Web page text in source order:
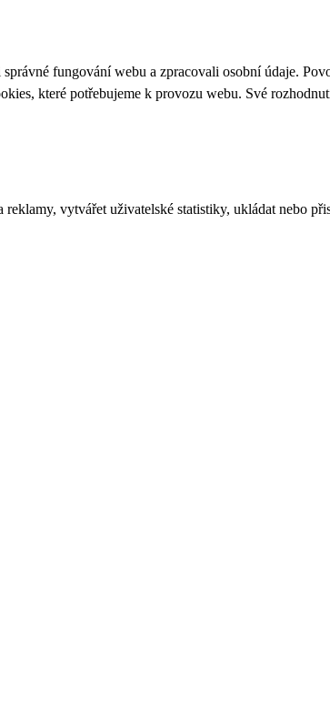
fungování webu a zpracovali osobní údaje.
které potřebujeme k provozu webu. Své
vytvářet uživatelské statistiky, ukládat nebo